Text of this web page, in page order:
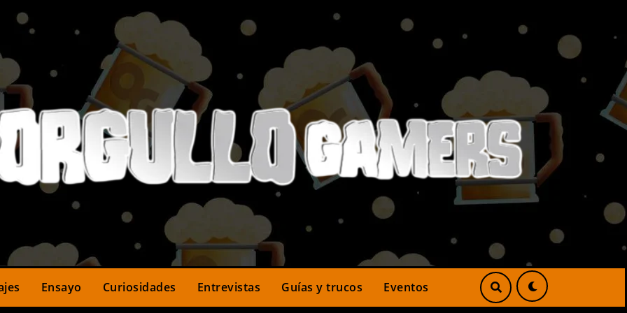
Ensayo Curiosidades Entrevistas Guías y trucos Eventos